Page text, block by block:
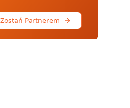
Zostań Partnerem